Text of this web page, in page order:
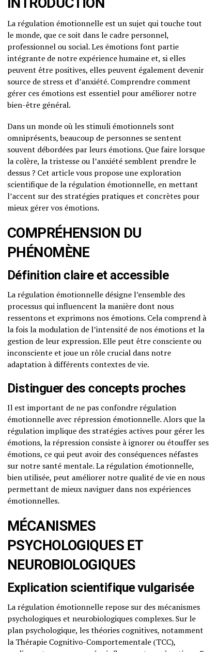
La régulation émotionnelle est un sujet qui touche tout
le monde, que ce soit dans le cadre personnel,
professionnel ou social. Les émotions font partie
intégrante de notre expérience humaine et, si elles
peuvent être positives, elles peuvent également devenir
source de stress et d’anxiété. Comprendre comment
gérer ces émotions est essentiel pour améliorer notre
bien-être général.
Dans un monde où les stimuli émotionnels sont
omniprésents, beaucoup de personnes se sentent
souvent débordées par leurs émotions. Que faire lorsque
la colère, la tristesse ou l’anxiété semblent prendre le
dessus ? Cet article vous propose une exploration
scientifique de la régulation émotionnelle, en mettant
l’accent sur des stratégies pratiques et concrètes pour
mieux gérer vos émotions.
COMPRÉHENSION DU
PHÉNOMÈNE
Définition claire et accessible
La régulation émotionnelle désigne l’ensemble des
processus qui influencent la manière dont nous
ressentons et exprimons nos émotions. Cela comprend à
la fois la modulation de l’intensité de nos émotions et la
gestion de leur expression. Elle peut être consciente ou
inconsciente et joue un rôle crucial dans notre
adaptation à différents contextes de vie.
Distinguer des concepts proches
Il est important de ne pas confondre régulation
émotionnelle avec répression émotionnelle. Alors que la
régulation implique des stratégies actives pour gérer les
émotions, la répression consiste à ignorer ou étouffer ses
émotions, ce qui peut avoir des conséquences néfastes
sur notre santé mentale. La régulation émotionnelle,
bien utilisée, peut améliorer notre qualité de vie en nous
permettant de mieux naviguer dans nos expériences
émotionnelles.
MÉCANISMES
PSYCHOLOGIQUES ET
NEUROBIOLOGIQUES
Explication scientifique vulgarisée
La régulation émotionnelle repose sur des mécanismes
psychologiques et neurobiologiques complexes. Sur le
plan psychologique, les théories cognitives, notamment
la Thérapie Cognitivo-Comportementale (TCC),